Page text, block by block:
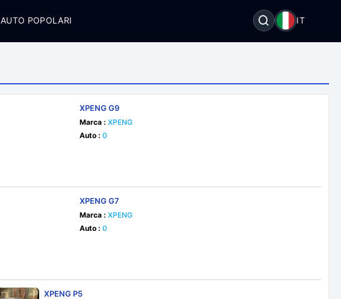
AUTO POPOLARI IT
XPENG G9
Marca : XPENG
Auto : 0
XPENG G7
Marca : XPENG
Auto : 0
XPENG P5